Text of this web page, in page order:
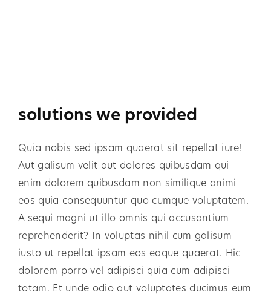
solutions we provided
Quia nobis sed ipsam quaerat sit repellat iure!
Aut galisum velit aut dolores quibusdam qui
enim dolorem quibusdam non similique animi
eos quia consequuntur quo cumque voluptatem.
A sequi magni ut illo omnis qui accusantium
reprehenderit? In voluptas nihil cum galisum
iusto ut repellat ipsam eos eaque quaerat. Hic
dolorem porro vel adipisci quia cum adipisci
totam. Et unde odio aut voluptates ducimus eum